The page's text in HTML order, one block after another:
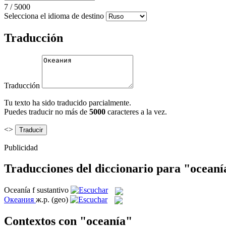
7 / 5000
Selecciona el idioma de destino
Traducción
Traducción
Tu texto ha sido traducido parcialmente.
Puedes traducir no más de 5000 caracteres a la vez.
<>
Publicidad
Traducciones del diccionario para
Oceanía f sustantivo
Океания ж.р. (geo)
Contextos con "oceanía"